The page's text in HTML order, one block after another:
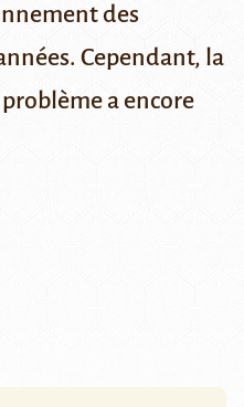
des
Cependant, la
a encore